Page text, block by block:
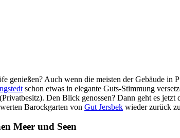
genießen? Auch wenn die meisten der Gebäude in
schon etwas in elegante Guts-Stimmung
(Privatbesitz). Den Blick genossen? Dann geht es
Barockgarten von Gut Jersbek wieder zurück
Meer und Seen